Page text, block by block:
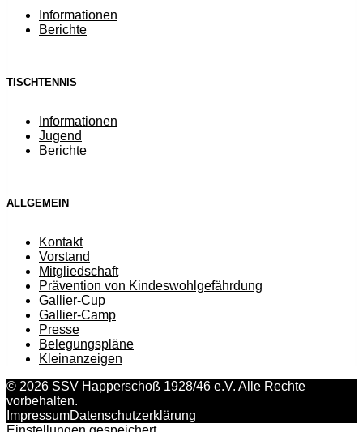
Informationen
Berichte
TISCHTENNIS
Informationen
Jugend
Berichte
ALLGEMEIN
Kontakt
Vorstand
Mitgliedschaft
Prävention von Kindeswohlgefährdung
Gallier-Cup
Gallier-Camp
Presse
Belegungspläne
Kleinanzeigen
© 2026 SSV Happerschoß 1928/46 e.V. Alle Rechte
vorbehalten.
ImpressumDatenschutzerklärung